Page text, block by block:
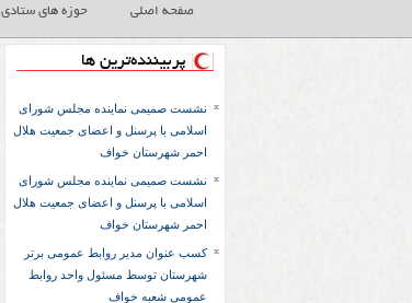
صفحه اصلی حوزه های ستادی
پربیننده‌ترین ها
نشست صمیمی نماینده مجلس شورای
اسلامی با پرسنل و اعضای جمعیت هلال
احمر شهرستان خواف
نشست صمیمی نماینده مجلس شورای
اسلامی با پرسنل و اعضای جمعیت هلال
احمر شهرستان خواف
کسب عنوان مدیر روابط عمومی برتر
شهرستان توسط مسئول واحد روابط
عمومی شعبه خواف